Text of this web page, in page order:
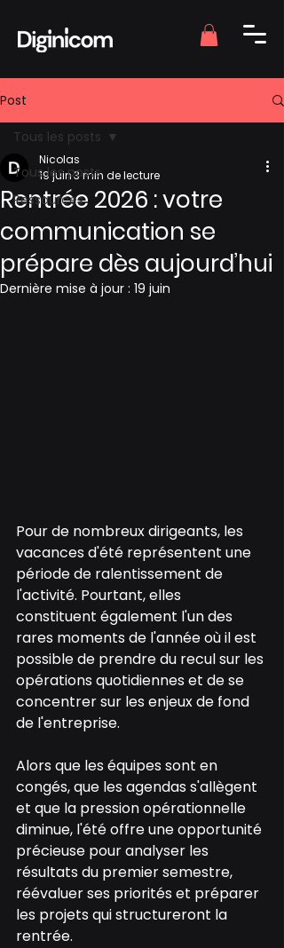
Post
Tous les posts
Ressources
Tous les posts
Rentrée 2026 : votre
communication se
prépare dès aujourd’hui
Nicolas
19 juin3 min de lecture
Dernière mise à jour : 19 juin
Pour de nombreux dirigeants, les
vacances d'été représentent une
période de ralentissement de
l'activité. Pourtant, elles
constituent également l'un des
rares moments de l'année où il est
possible de prendre du recul sur les
opérations quotidiennes et de se
concentrer sur les enjeux de fond
de l'entreprise.
Alors que les équipes sont en
congés, que les agendas s'allègent
et que la pression opérationnelle
diminue, l'été offre une opportunité
précieuse pour analyser les
résultats du premier semestre,
réévaluer ses priorités et préparer
les projets qui structureront la
rentrée.